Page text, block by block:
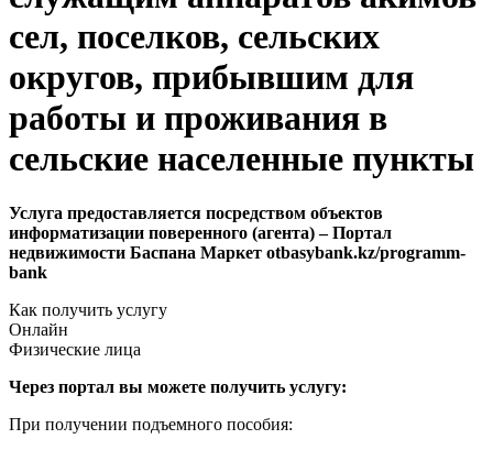
сел, поселков, сельских
округов, прибывшим для
работы и проживания в
сельские населенные пункты
Услуга предоставляется посредством объектов
информатизации поверенного (агента) – Портал
недвижимости Баспана Маркет otbasybank.kz/programm-
bank
Как получить услугу
Онлайн
Физические лица
Через портал вы можете получить услугу:
При получении подъемного пособия: